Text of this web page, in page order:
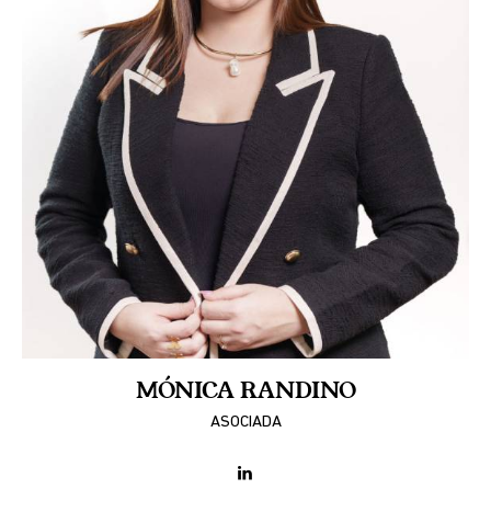
MÓNICA RANDINO
ASOCIADA